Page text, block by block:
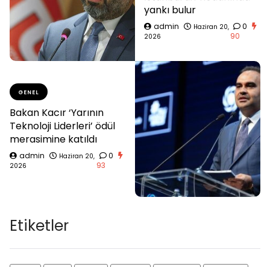
yankı bulur
admin
Haziran 20,
2026
0
90
GENEL
Bakan Kacır ‘Yarının
Teknoloji Liderleri’ ödül
merasimine katıldı
admin
Haziran 20,
2026
0
93
Etiketler